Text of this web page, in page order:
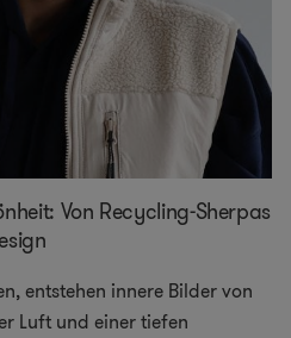
Von Recycling-Sherpas
entstehen innere Bilder von
Luft und einer tiefen